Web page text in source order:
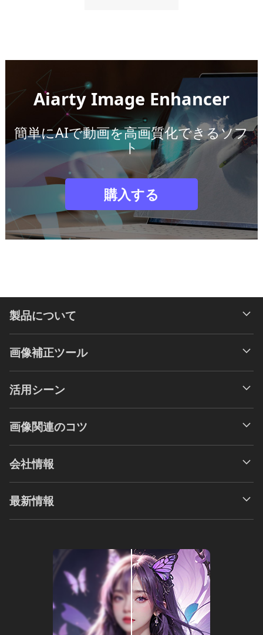
Aiarty Image Enhancer
簡単にAIで動画を高画質化できるソフ
ト
購入する
製品について
画像補正ツール
活用シーン
画像関連のコツ
会社情報
最新情報